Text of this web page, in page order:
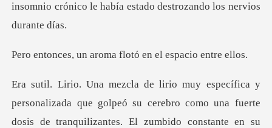
insomnio crónico le había est
aroma flotó en el
izada que golpeó su cerebro como una fuerte
dosis de tranquiliz